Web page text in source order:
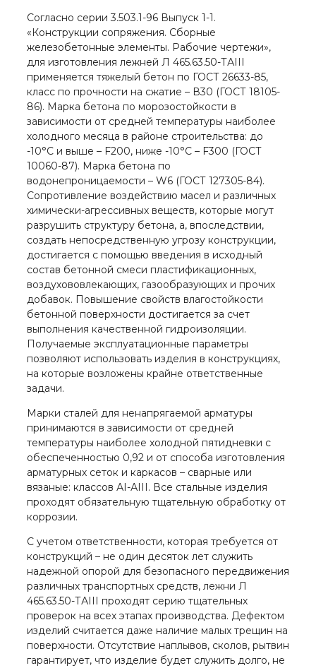
Согласно серии 3.503.1-96 Выпуск 1-1.
«Конструкции сопряжения. Сборные
железобетонные элементы. Рабочие чертежи»,
для изготовления лежней Л 465.63.50-ТАIII
применяется тяжелый бетон по ГОСТ 26633-85,
класс по прочности на сжатие – В30 (ГОСТ 18105-
86). Марка бетона по морозостойкости в
зависимости от средней температуры наиболее
холодного месяца в районе строительства: до
-10°С и выше – F200, ниже -10°С – F300 (ГОСТ
10060-87). Марка бетона по
водонепроницаемости – W6 (ГОСТ 127305-84).
Сопротивление воздействию масел и различных
химически-агрессивных веществ, которые могут
разрушить структуру бетона, а, впоследствии,
создать непосредственную угрозу конструкции,
достигается с помощью введения в исходный
состав бетонной смеси пластификационных,
воздухововлекающих, газообразующих и прочих
добавок. Повышение свойств влагостойкости
бетонной поверхности достигается за счет
выполнения качественной гидроизоляции.
Получаемые эксплуатационные параметры
позволяют использовать изделия в конструкциях,
на которые возложены крайне ответственные
задачи.
Марки сталей для ненапрягаемой арматуры
принимаются в зависимости от средней
температуры наиболее холодной пятидневки с
обеспеченностью 0,92 и от способа изготовления
арматурных сеток и каркасов – сварные или
вязаные: классов АI-АIII. Все стальные изделия
проходят обязательную тщательную обработку от
коррозии.
С учетом ответственности, которая требуется от
конструкций – не один десяток лет служить
надежной опорой для безопасного передвижения
различных транспортных средств, лежни Л
465.63.50-ТАIII проходят серию тщательных
проверок на всех этапах производства. Дефектом
изделий считается даже наличие малых трещин на
поверхности. Отсутствие наплывов, сколов, рытвин
гарантирует, что изделие будет служить долго, не